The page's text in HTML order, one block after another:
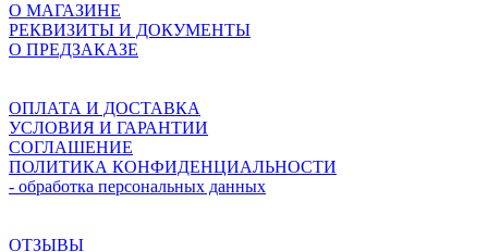
О МАГАЗИНЕ
РЕКВИЗИТЫ И ДОКУМЕНТЫ
О ПРЕДЗАКАЗЕ
ОПЛАТА И ДОСТАВКА
УСЛОВИЯ И ГАРАНТИИ
СОГЛАШЕНИЕ
ПОЛИТИКА КОНФИДЕНЦИАЛЬНОСТИ
- обработка персональных данных
ОТЗЫВЫ